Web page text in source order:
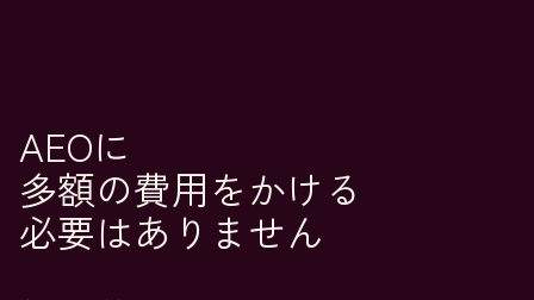
AEOに
多額の費用をかける
必要はありません